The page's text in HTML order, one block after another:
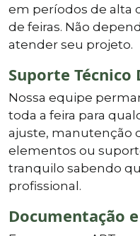
em períodos de alta
de feiras. Não
atender seu projeto.
Suporte Técnico
Nossa equipe
toda a feira para
ajuste, manutenção
elementos ou
tranquilo sabendo
profissional.
Documentação